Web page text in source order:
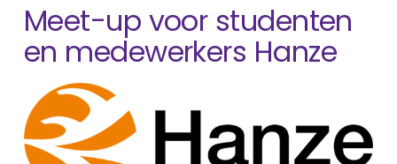
Meet-up voor studenten
en medewerkers Hanze